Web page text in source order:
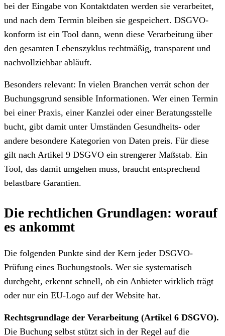
bei der Eingabe von Kontaktdaten werden sie verarbeitet,
und nach dem Termin bleiben sie gespeichert. DSGVO-
konform ist ein Tool dann, wenn diese Verarbeitung über
den gesamten Lebenszyklus rechtmäßig, transparent und
nachvollziehbar abläuft.
Besonders relevant: In vielen Branchen verrät schon der
Buchungsgrund sensible Informationen. Wer einen Termin
bei einer Praxis, einer Kanzlei oder einer Beratungsstelle
bucht, gibt damit unter Umständen Gesundheits- oder
andere besondere Kategorien von Daten preis. Für diese
gilt nach Artikel 9 DSGVO ein strengerer Maßstab. Ein
Tool, das damit umgehen muss, braucht entsprechend
belastbare Garantien.
Die rechtlichen Grundlagen: worauf
es ankommt
Die folgenden Punkte sind der Kern jeder DSGVO-
Prüfung eines Buchungstools. Wer sie systematisch
durchgeht, erkennt schnell, ob ein Anbieter wirklich trägt
oder nur ein EU-Logo auf der Website hat.
Rechtsgrundlage der Verarbeitung (Artikel 6 DSGVO).
Die Buchung selbst stützt sich in der Regel auf die